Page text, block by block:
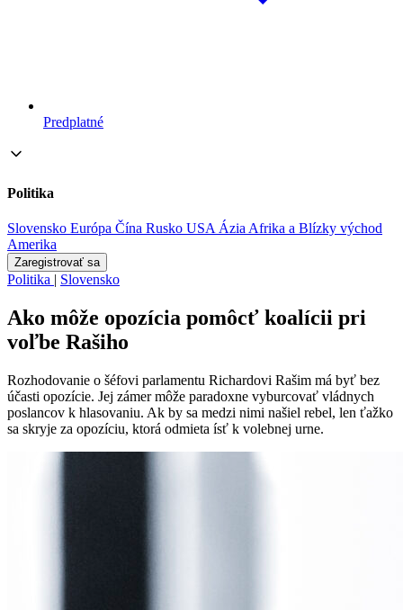
Predplatné
Politika
Slovensko Európa Čína Rusko USA ÁziaAfrika a Blízky východ
Amerika
Zaregistrovať sa
Politika | Slovensko
Ako môže opozícia pomôcť koalícii pri
voľbe Rašiho
Rozhodovanie o šéfovi parlamentu Richardovi Rašim má byť bez
účasti opozície. Jej zámer môže paradoxne vyburcovať vládnych
poslancov k hlasovaniu. Ak by sa medzi nimi našiel rebel, len ťažko
sa skryje za opozíciu, ktorá odmieta ísť k volebnej urne.